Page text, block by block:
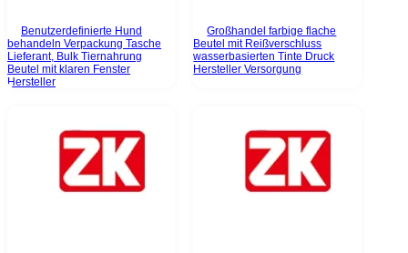
Benutzerdefinierte Hund
behandeln Verpackung Tasche
Lieferant, Bulk Tiernahrung
Beutel mit klaren Fenster
Hersteller
Großhandel farbige flache
Beutel mit Reißverschluss
wasserbasierten Tinte Druck
Hersteller Versorgung